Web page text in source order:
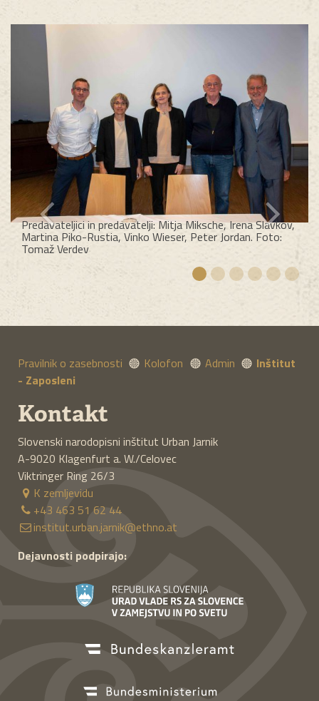
Predavateljici in predavatelji: Mitja Miksche, Irena Slavkov,
Martina Piko-Rustia, Vinko Wieser, Peter Jordan. Foto:
Tomaž Verdev
Pravilnik o zasebnosti Kolofon Admin
Inštitut
- Zaposleni
Kontakt
Slovenski narodopisni inštitut Urban Jarnik
A-9020 Klagenfurt a. W./Celovec
Viktringer Ring 26/3
K zemljevidu
+43 463 51 62 44
institut.urban.jarnik@ethno.at
Dejavnosti podpirajo: